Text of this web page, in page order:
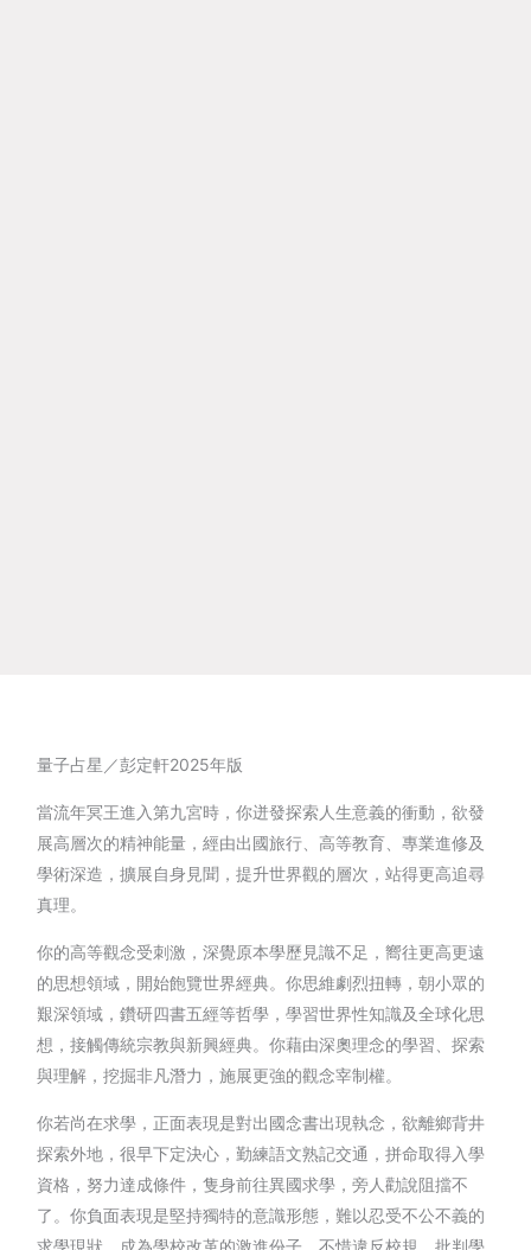
量子占星／彭定軒2025年版
當流年冥王進入第九宮時，你迸發探索人生意義的衝動，欲發
展高層次的精神能量，經由出國旅行、高等教育、專業進修及
學術深造，擴展自身見聞，提升世界觀的層次，站得更高追尋
真理。
你的高等觀念受刺激，深覺原本學歷見識不足，嚮往更高更遠
的思想領域，開始飽覽世界經典。你思維劇烈扭轉，朝小眾的
艱深領域，鑽研四書五經等哲學，學習世界性知識及全球化思
想，接觸傳統宗教與新興經典。你藉由深奧理念的學習、探索
與理解，挖掘非凡潛力，施展更強的觀念宰制權。
你若尚在求學，正面表現是對出國念書出現執念，欲離鄉背井
探索外地，很早下定決心，勤練語文熟記交通，拼命取得入學
資格，努力達成條件，隻身前往異國求學，旁人勸說阻擋不
了。你負面表現是堅持獨特的意識形態，難以忍受不公不義的
求學現狀，成為學校改革的激進份子，不惜違反校規、批判學